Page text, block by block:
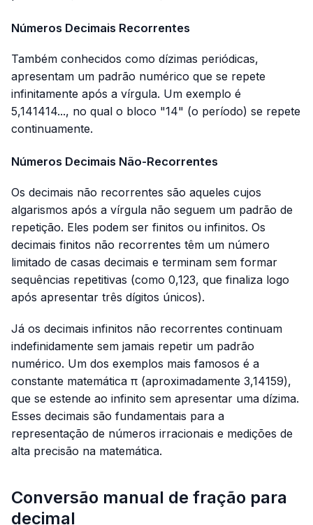
Números Decimais Recorrentes
Também conhecidos como dízimas periódicas,
apresentam um padrão numérico que se repete
infinitamente após a vírgula. Um exemplo é
5,141414..., no qual o bloco "14" (o período) se repete
continuamente.
Números Decimais Não-Recorrentes
Os decimais não recorrentes são aqueles cujos
algarismos após a vírgula não seguem um padrão de
repetição. Eles podem ser finitos ou infinitos. Os
decimais finitos não recorrentes têm um número
limitado de casas decimais e terminam sem formar
sequências repetitivas (como 0,123, que finaliza logo
após apresentar três dígitos únicos).
Já os decimais infinitos não recorrentes continuam
indefinidamente sem jamais repetir um padrão
numérico. Um dos exemplos mais famosos é a
constante matemática π (aproximadamente 3,14159),
que se estende ao infinito sem apresentar uma dízima.
Esses decimais são fundamentais para a
representação de números irracionais e medições de
alta precisão na matemática.
Conversão manual de fração para
decimal